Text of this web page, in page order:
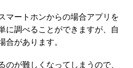
マートホンからの場合アプリを
に調べることができますが、自
合があります。
のが難しくなってしまうので、